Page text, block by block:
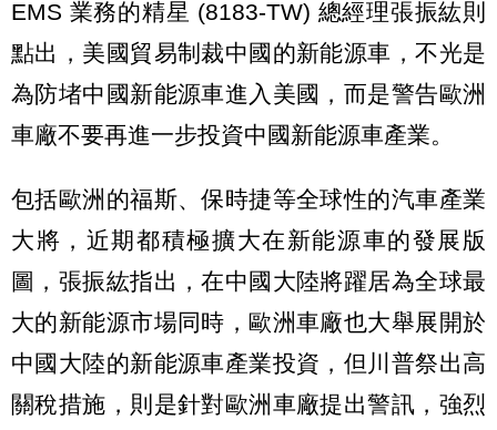
EMS 業務的精星 (8183-TW) 總經理張振紘則
點出，美國貿易制裁中國的新能源車，不光是
為防堵中國新能源車進入美國，而是警告歐洲
車廠不要再進一步投資中國新能源車產業。
包括歐洲的福斯、保時捷等全球性的汽車產業
大將，近期都積極擴大在新能源車的發展版
圖，張振紘指出，在中國大陸將躍居為全球最
大的新能源市場同時，歐洲車廠也大舉展開於
中國大陸的新能源車產業投資，但川普祭出高
關稅措施，則是針對歐洲車廠提出警訊，強烈